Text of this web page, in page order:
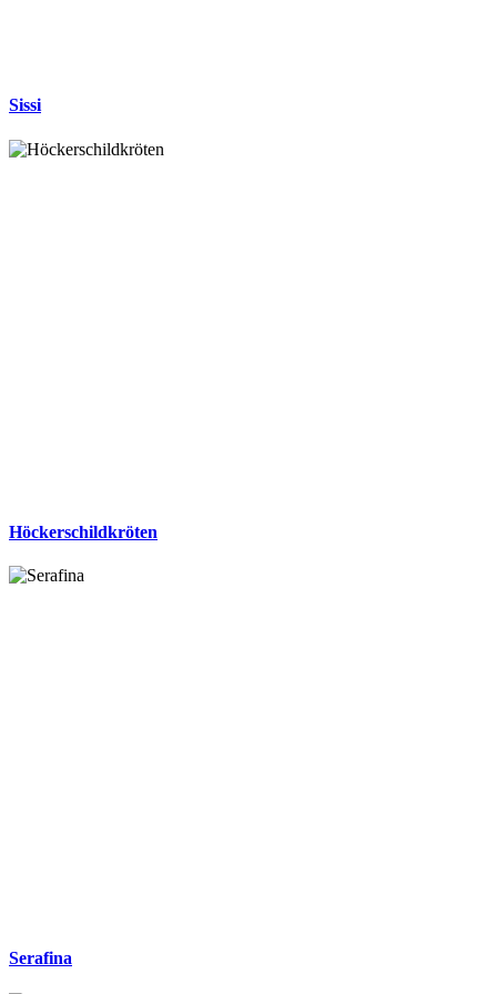
Sissi
Höckerschildkröten
Serafina